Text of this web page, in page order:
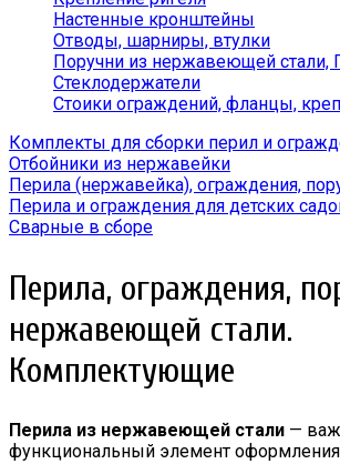
Настенные кронштейны
Отводы, шарниры, втулки
Поручни из нержавеющей стали,
Стеклодержатели
Стоики ограждений, фланцы,
Комплекты для сборки перил и
Отбойники из нержавейки
Перила (нержавейка), ограждения,
Перила и ограждения для детских
Сварные в сборе
Перила, ограждения,
нержавеющей стали.
Комплектующие
Перила из нержавеющей стали —
функциональный элемент